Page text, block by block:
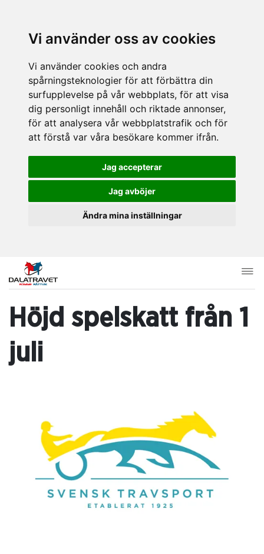
Vi använder oss av cookies
Vi använder cookies och andra
spårningsteknologier för att förbättra din
surfupplevelse på vår webbplats, för att visa
dig personligt innehåll och riktade annonser,
för att analysera vår webbplatstrafik och för
att förstå var våra besökare kommer ifrån.
Jag accepterar
Jag avböjer
Ändra mina inställningar
Höjd spelskatt från 1
juli